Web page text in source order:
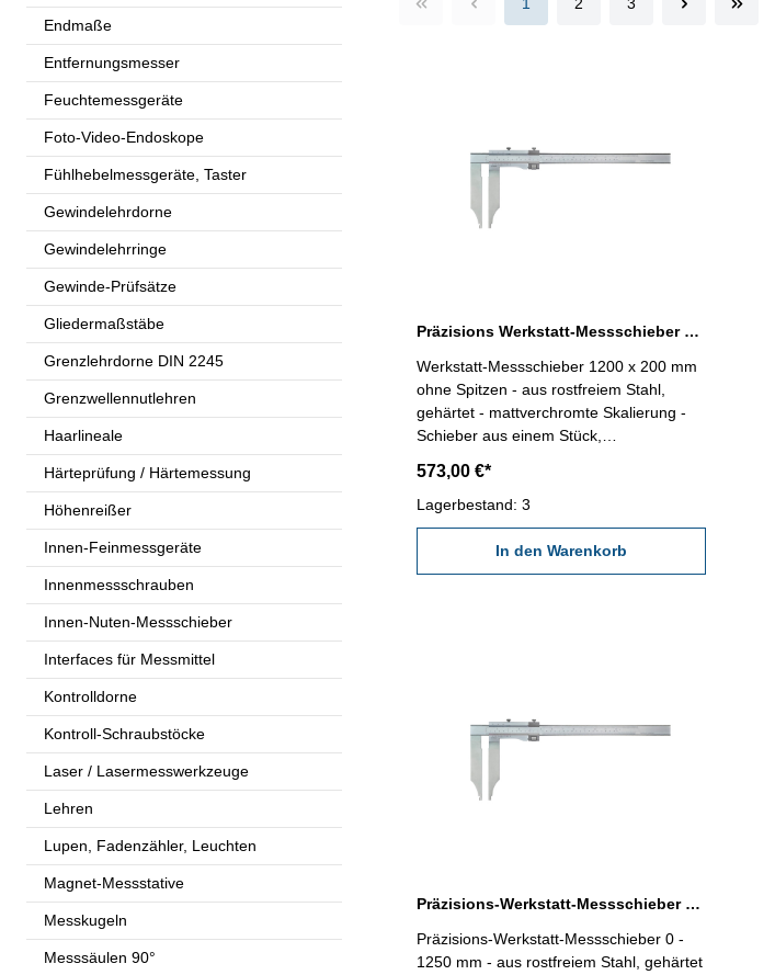
Endmaße
Entfernungsmesser
Feuchtemessgeräte
Foto-Video-Endoskope
Fühlhebelmessgeräte, Taster
Gewindelehrdorne
Gewindelehrringe
Gewinde-Prüfsätze
Gliedermaßstäbe
Grenzlehrdorne DIN 2245
Grenzwellennutlehren
Haarlineale
Härteprüfung / Härtemessung
Höhenreißer
Innen-Feinmessgeräte
Innenmessschrauben
Innen-Nuten-Messschieber
Interfaces für Messmittel
Kontrolldorne
Kontroll-Schraubstöcke
Laser / Lasermesswerkzeuge
Lehren
Lupen, Fadenzähler, Leuchten
Magnet-Messstative
Messkugeln
Messsäulen 90°
Präzisions Werkstatt-Messschieber 1200 x 200 mm ohne Spitzen DIN 862
Werkstatt-Messschieber 1200 x 200 mm
ohne Spitzen - aus rostfreiem Stahl,
gehärtet - mattverchromte Skalierung -
Schieber aus einem Stück,
Stufenmessung - mit Feineinstellung -
Genauigkeit nach DIN 862 - Ablesung
0,05 mm / 1/128" - Lieferung im
Behältnis/Kasten (dient nur zum
Transport!) Schnabellänge 200 mm
573,00 €*
Lagerbestand: 3
In den Warenkorb
Präzisions-Werkstatt-Messschieber 0 - 1250 mm ohne Spitzen
Präzisions-Werkstatt-Messschieber 0 -
1250 mm - aus rostfreiem Stahl, gehärtet